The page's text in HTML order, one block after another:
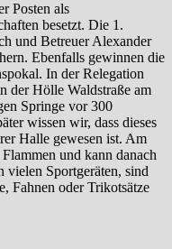
Posten als
besetzt. Die 1.
und Betreuer Alexander
Ebenfalls gewinnen die
In der Relegation
der Hölle Waldstraße am
Springe vor 300
wissen wir, dass dieses
Halle gewesen ist. Am
und kann danach
vielen Sportgeräten, sind
Fahnen oder Trikotsätze